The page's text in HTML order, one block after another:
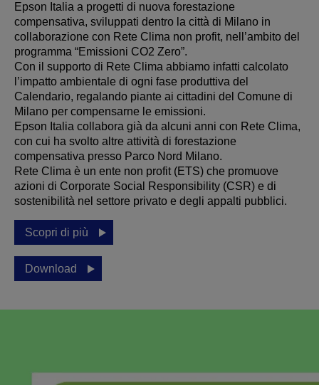
Epson Italia a progetti di nuova forestazione
compensativa, sviluppati dentro la città di Milano in
collaborazione con Rete Clima non profit, nell’ambito del
programma “Emissioni CO2 Zero”.
Con il supporto di Rete Clima abbiamo infatti calcolato
l’impatto ambientale di ogni fase produttiva del
Calendario, regalando piante ai cittadini del Comune di
Milano per compensarne le emissioni.
Epson Italia collabora già da alcuni anni con Rete Clima,
con cui ha svolto altre attività di forestazione
compensativa presso Parco Nord Milano.
Rete Clima è un ente non profit (ETS) che promuove
azioni di Corporate Social Responsibility (CSR) e di
sostenibilità nel settore privato e degli appalti pubblici.
Scopri di più
Download